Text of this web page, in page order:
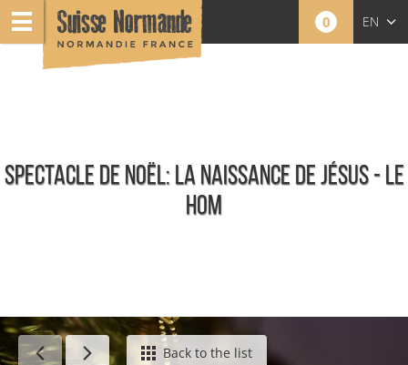
0 EN
SPECTACLE DE NOËL: LA NAISSANCE DE JÉSUS - LE
HOM
Agenda - English Back to the list